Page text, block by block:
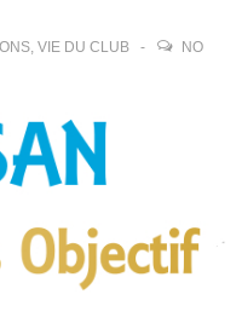
, VIE DU CLUB
NO